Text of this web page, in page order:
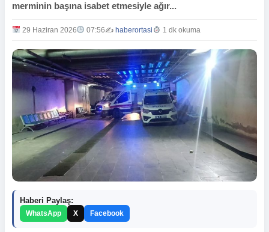
merminin başına isabet etmesiyle ağır...
29 Haziran 2026 07:56✍️ haberortasi 1 dk okuma
Haberi Paylaş:
WhatsApp X Facebook